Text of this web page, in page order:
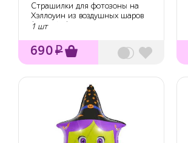
Страшилки для фотозоны на
Хэллоуин из воздушных шаров
(на выбор)
1 шт
690₽